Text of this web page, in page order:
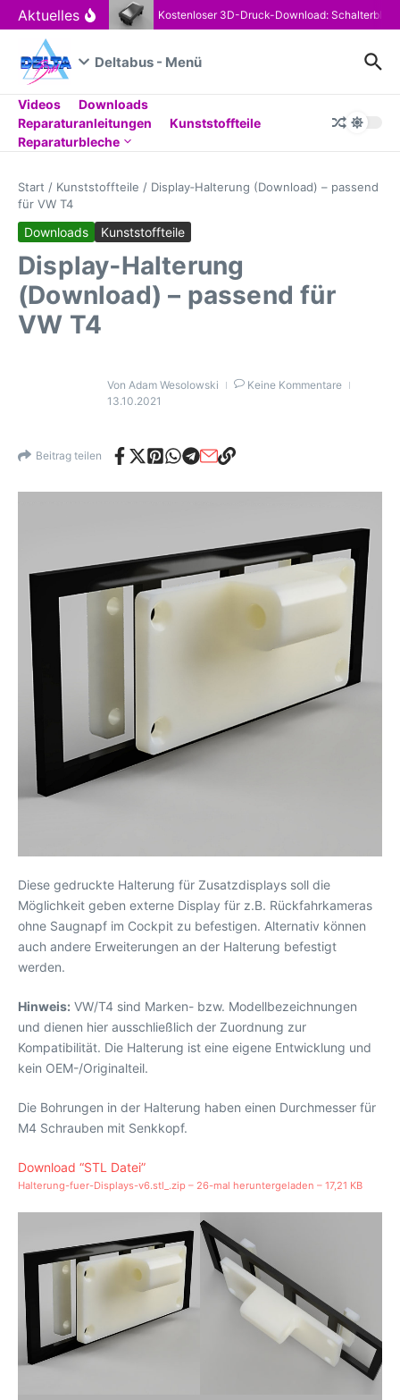
Zum Inhalt springen
Aktuelles Kostenloser 3D-Druck-Download:
Deltabus - Menü
Videos
Downloads
Reparaturanleitungen
Kunststoffteile
Reparaturbleche
Start / Kunststoffteile / Display‑Halterung (Download) – passend
für VW T4
Downloads Kunststoffteile
Display‑Halterung
(Download) – passend für
VW T4
Von Adam Wesolowski
Keine Kommentare
13.10.2021
Beitrag teilen
Diese gedruckte Halterung für Zusatzdisplays soll die
Möglichkeit geben externe Display für z.B. Rückfahrkameras
ohne Saugnapf im Cockpit zu befestigen. Alternativ können
auch andere Erweiterungen an der Halterung befestigt
werden.
Hinweis: VW/T4 sind Marken- bzw. Modellbezeichnungen
und dienen hier ausschließlich der Zuordnung zur
Kompatibilität. Die Halterung ist eine eigene Entwicklung und
kein OEM-/Originalteil.
Die Bohrungen in der Halterung haben einen Durchmesser für
M4 Schrauben mit Senkkopf.
Download “STL Datei”
Halterung-fuer-Displays-v6.stl_.zip – 26-mal heruntergeladen – 17,21 KB